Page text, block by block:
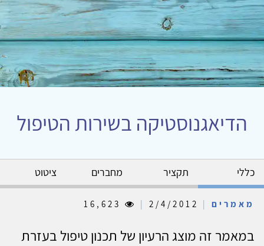
הדיאגנוסטיקה בשירות הטיפול
כללי תקציר מחברים ציטוט
מאמרים |
|
במאמר זה מוצג הרעיון של תכנון טיפול בעזרת